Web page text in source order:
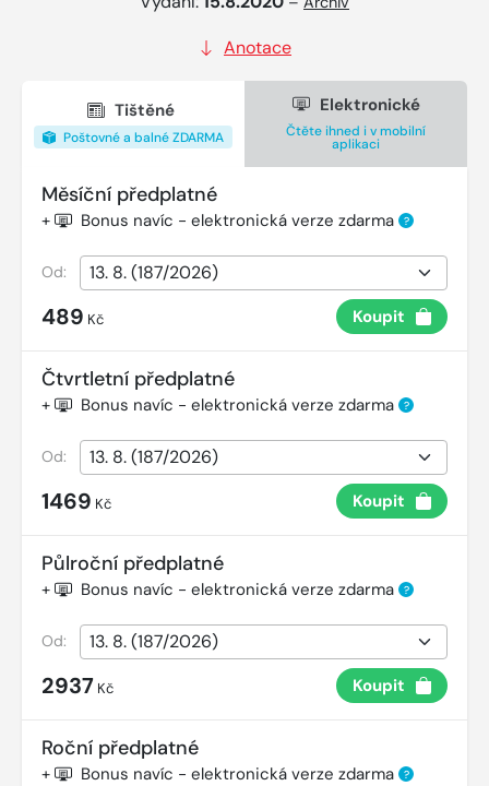
Anotace
Tištěné
Poštovné a balné ZDARMA
Elektronické
Čtěte ihned i v mobilní
aplikaci
Měsíční předplatné
+ Bonus navíc - elektronická verze zdarma ?
Od:
489 Kč Koupit
Čtvrtletní předplatné
+ Bonus navíc - elektronická verze zdarma ?
Od:
1469 Kč Koupit
Půlroční předplatné
+ Bonus navíc - elektronická verze zdarma ?
Od:
2937 Kč Koupit
Roční předplatné
+ Bonus navíc - elektronická verze zdarma ?